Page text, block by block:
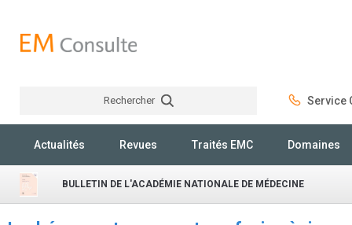
Rechercher Service
Actualités Revues Traités EMC Domaines
BULLETIN DE L'ACADÉMIE NATIONALE DE MÉDECINE